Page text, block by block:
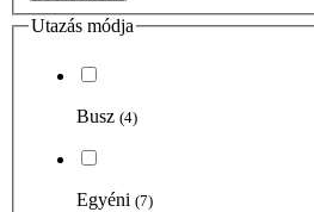
Utazás módja
Busz (4)
Egyéni (7)